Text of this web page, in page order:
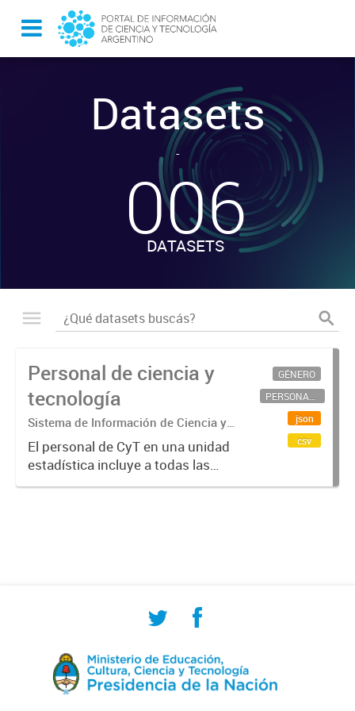
Datasets
-
006
DATASETS
Personal de ciencia y
tecnología
Sistema de Información de Ciencia y
Tecnología Argentino (SICYTAR)
El personal de CyT en una unidad
estadística incluye a todas las
personas involucradas
GÉNERO
PERSONAL CIENTÍFICO-TECNOLÓGICO
json
csv